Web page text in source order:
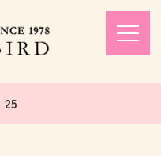
25